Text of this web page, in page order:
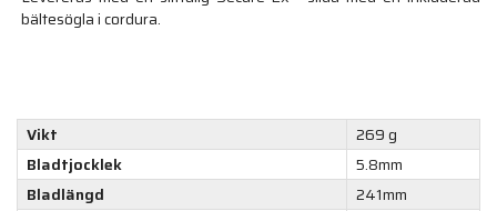
bältesögla i cordura.
Vikt
269 g
Bladtjocklek
5.8mm
Bladlängd
241mm